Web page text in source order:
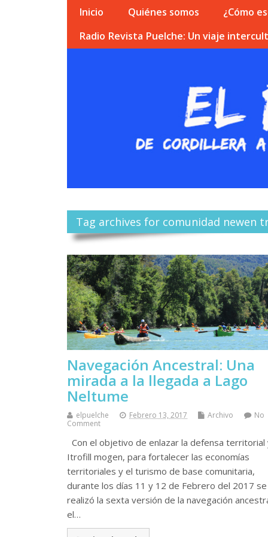
Inicio Quiénes somos ¿Cómo
Radio Revista Puelche: Un viaje
Tag archives for comunidad newen
Navegación Ancestral: Una
mirada a la llegada a Lago
Neltume
elpuelche Febrero 13, 2017 Archivo
No
Comment
Con el objetivo de enlazar la defensa territorial
Itrofill mogen, para fortalecer las economías
territoriales y el turismo de base comunitaria,
durante los días 11 y 12 de Febrero del 2017 se
realizó la sexta versión de la navegación
el…